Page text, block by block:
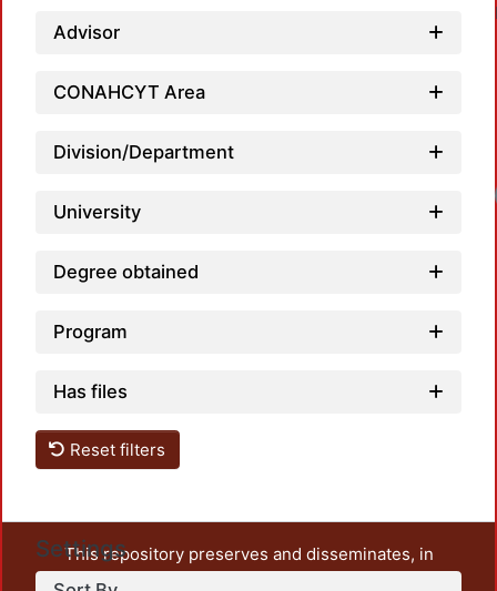
Advisor
CONAHCYT Area
Division/Department
University
Degree obtained
Program
Has files
Reset filters
Settings
This repository preserves and disseminates, in
unrestricted open access, the teaching and research